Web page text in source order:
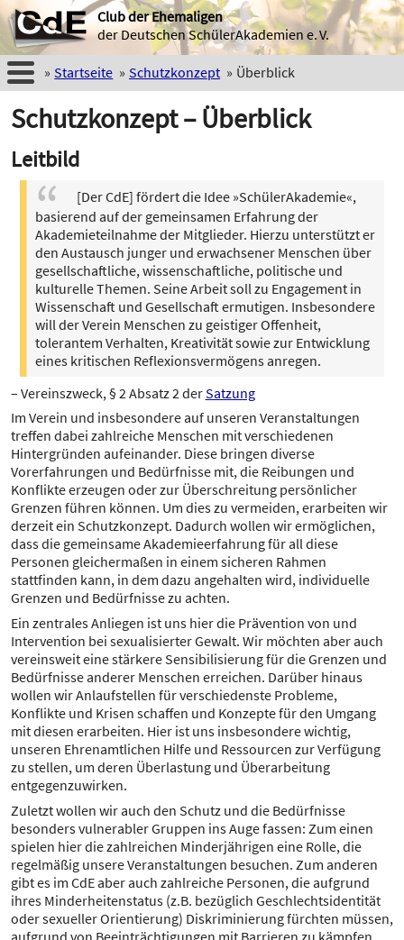
Club der Ehemaligen
der Deutschen SchülerAkademien e. V.
Startseite Schutzkonzept Überblick
Schutzkonzept – Überblick
Leitbild
[Der CdE] fördert die Idee »SchülerAkademie«,
basierend auf der gemeinsamen Erfahrung der
Akademieteilnahme der Mitglieder. Hierzu unterstützt er
den Austausch junger und erwachsener Menschen über
gesellschaftliche, wissenschaftliche, politische und
kulturelle Themen. Seine Arbeit soll zu Engagement in
Wissenschaft und Gesellschaft ermutigen. Insbesondere
will der Verein Menschen zu geistiger Offenheit,
tolerantem Verhalten, Kreativität sowie zur Entwicklung
eines kritischen Reflexionsvermögens anregen.
– Vereinszweck, § 2 Absatz 2 derSatzung
Im Verein und insbesondere auf unseren Veranstaltungen
treffen dabei zahlreiche Menschen mit verschiedenen
Hintergründen aufeinander. Diese bringen diverse
Vorerfahrungen und Bedürfnisse mit, die Reibungen und
Konflikte erzeugen oder zur Überschreitung persönlicher
Grenzen führen können. Um dies zu vermeiden, erarbeiten wir
derzeit ein Schutzkonzept. Dadurch wollen wir ermöglichen,
dass die gemeinsame Akademieerfahrung für all diese
Personen gleichermaßen in einem sicheren Rahmen
stattfinden kann, in dem dazu angehalten wird, individuelle
Grenzen und Bedürfnisse zu achten.
Ein zentrales Anliegen ist uns hier die Prävention von und
Intervention bei sexualisierter Gewalt. Wir möchten aber auch
vereinsweit eine stärkere Sensibilisierung für die Grenzen und
Bedürfnisse anderer Menschen erreichen. Darüber hinaus
wollen wir Anlaufstellen für verschiedenste Probleme,
Konflikte und Krisen schaffen und Konzepte für den Umgang
mit diesen erarbeiten. Hier ist uns insbesondere wichtig,
unseren Ehrenamtlichen Hilfe und Ressourcen zur Verfügung
zu stellen, um deren Überlastung und Überarbeitung
entgegenzuwirken.
Zuletzt wollen wir auch den Schutz und die Bedürfnisse
besonders vulnerabler Gruppen ins Auge fassen: Zum einen
spielen hier die zahlreichen Minderjährigen eine Rolle, die
regelmäßig unsere Veranstaltungen besuchen. Zum anderen
gibt es im CdE aber auch zahlreiche Personen, die aufgrund
ihres Minderheitenstatus (z.B. bezüglich Geschlechtsidentität
oder sexueller Orientierung) Diskriminierung fürchten müssen,
aufgrund von Beeinträchtigungen mit Barrieren zu kämpfen